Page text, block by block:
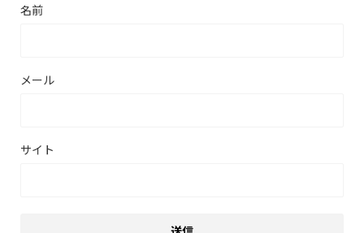
名前
メール
サイト